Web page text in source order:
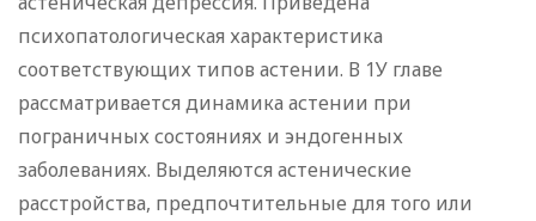
психопатологическая характеристика
соответствующих типов астении. В 1У главе
рассматривается динамика астении при
пограничных состояниях и эндогенных
заболеваниях. Выделяются астенические
расстройства, предпочтительные для того или